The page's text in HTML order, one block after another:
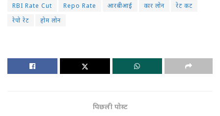
RBI Rate Cut
Repo Rate आरबीआई कार लोन
रेट कट
रेपो रेट
होम लोन
पिछली पोस्ट